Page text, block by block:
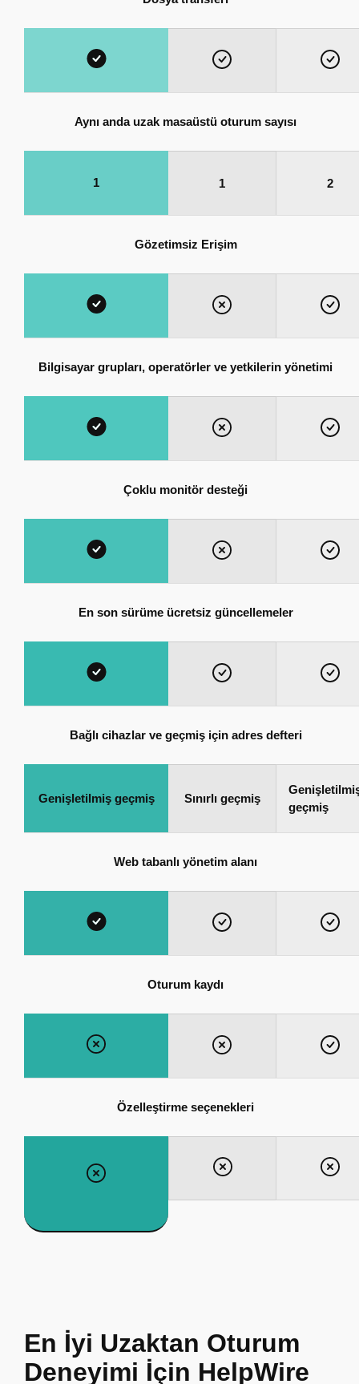
Aynı anda uzak masaüstü oturum sayısı
1 1 2
Gözetimsiz Erişim
Bilgisayar grupları, operatörler ve yetkilerin yönetimi
Çoklu monitör desteği
En son sürüme ücretsiz güncellemeler
Bağlı cihazlar ve geçmiş için adres defteri
Genişletilmiş geçmiş Sınırlı geçmiş
geçmiş
Web tabanlı yönetim alanı
Oturum kaydı
Özelleştirme seçenekleri
En İyi Uzaktan Oturum
Deneyimi İçin HelpWire